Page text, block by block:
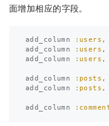
面增加相应的字段。
add_column :users ,
add_column
:users ,
add_column
:users ,
add_column :posts ,
add_column
:posts ,
add_column